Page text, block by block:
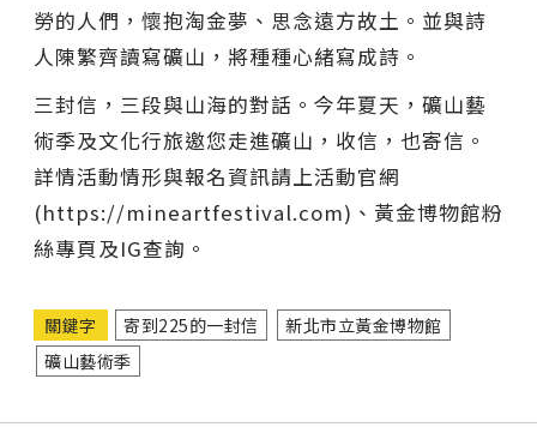
勞的人們，懷抱淘金夢、思念遠方故土。並與詩
人陳繁齊讀寫礦山，將種種心緒寫成詩。
三封信，三段與山海的對話。今年夏天，礦山藝
術季及文化行旅邀您走進礦山，收信，也寄信。
詳情活動情形與報名資訊請上活動官網
(https://mineartfestival.com)、黃金博物館粉
絲專頁及IG查詢。
關鍵字 寄到225的一封信
新北市立黃金博物館
礦山藝術季